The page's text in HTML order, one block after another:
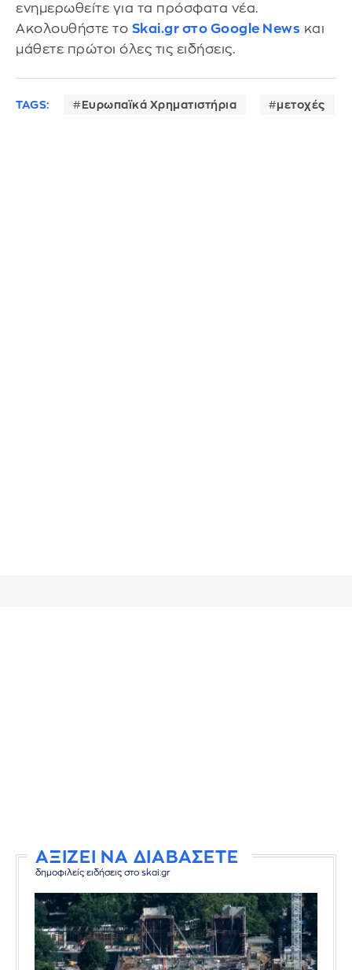
ενημερωθείτε για τα πρόσφατα νέα.
Ακολουθήστε το Skai.gr στο Google News και
μάθετε πρώτοι όλες τις ειδήσεις.
TAGS: Ευρωπαϊκά Χρηματιστήρια μετοχές
ΑΞΙΖΕΙ ΝΑ ΔΙΑΒΑΣΕΤΕ
δημοφιλείς ειδήσεις στο skai.gr